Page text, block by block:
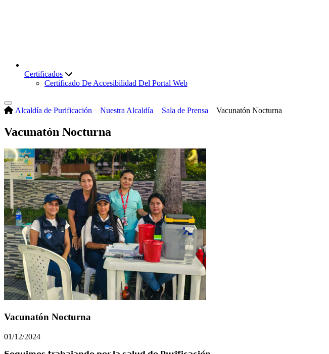
Certificados
Certificado De Accesibilidad Del Portal Web
Alcaldía de Purificación Nuestra Alcaldía Sala de Prensa Vacunatón Nocturna
Vacunatón Nocturna
Vacunatón Nocturna
01/12/2024